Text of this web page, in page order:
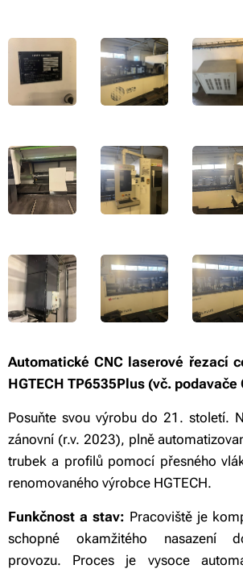
Automatické CNC laserové řezací
HGTECH TP6535Plus (vč. podavače
Posuňte svou výrobu do 21. století.
zánovní (r.v. 2023), plně
trubek a profilů pomocí přesného
renomovaného výrobce HGTECH.
Funkčnost a stav: Pracoviště je
schopné okamžitého nasazení
provozu. Proces je vysoce